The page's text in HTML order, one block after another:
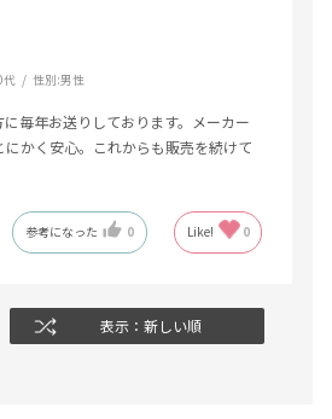
性別:男性
毎年お送りしております。メーカー
かく安心。これからも販売を続けて
参考になった 0 Like! 0
表示：新しい順